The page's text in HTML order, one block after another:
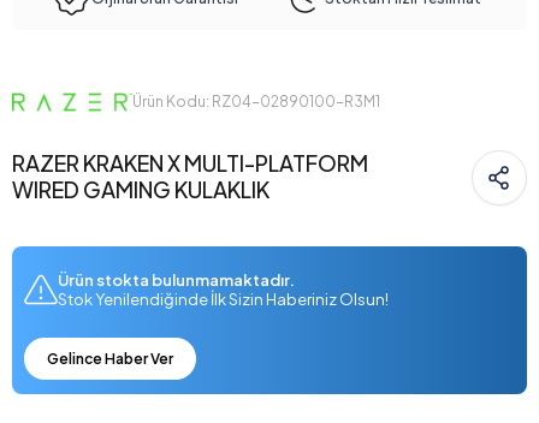
Ürün Kodu: RZ04-02890100-R3M1
RAZER KRAKEN X MULTI-PLATFORM
WIRED GAMING KULAKLIK
Ürün stokta bulunmamaktadır.
Stok Yenilendiğinde İlk Sizin Haberiniz Olsun!
Gelince Haber Ver